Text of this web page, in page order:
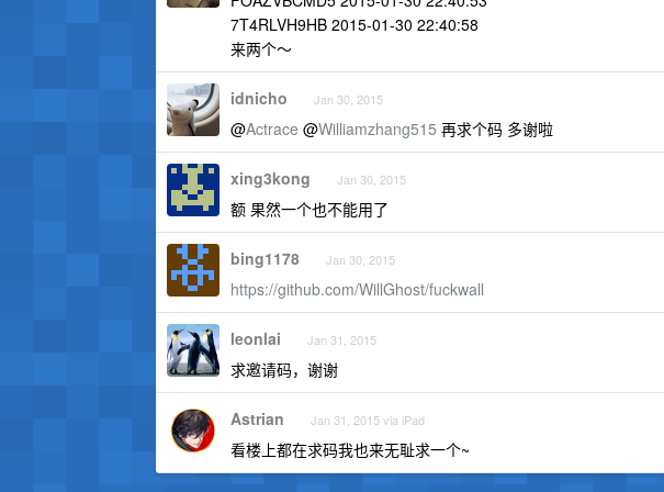
7T4RLVH9HB 2015-01-30 22:40:58
来两个～
idnicho Jan 30, 2015
@Actrace @Williamzhang515 再求个码 多谢啦
xing3kong Jan 30, 2015
额 果然一个也不能用了
bing1178 Jan 30, 2015
https://github.com/WillGhost/fuckwall
leonlai Jan 31, 2015
求邀请码，谢谢
Astrian Jan 31, 2015 via iPad
看楼上都在求码我也来无耻求一个~